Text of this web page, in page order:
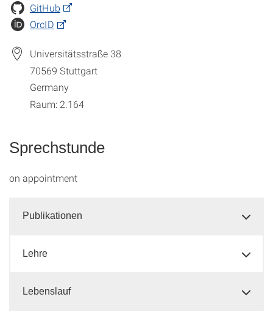
GitHub
OrcID
Universitätsstraße 38
70569 Stuttgart
Germany
Raum: 2.164
Sprechstunde
on appointment
Publikationen
Lehre
Lebenslauf